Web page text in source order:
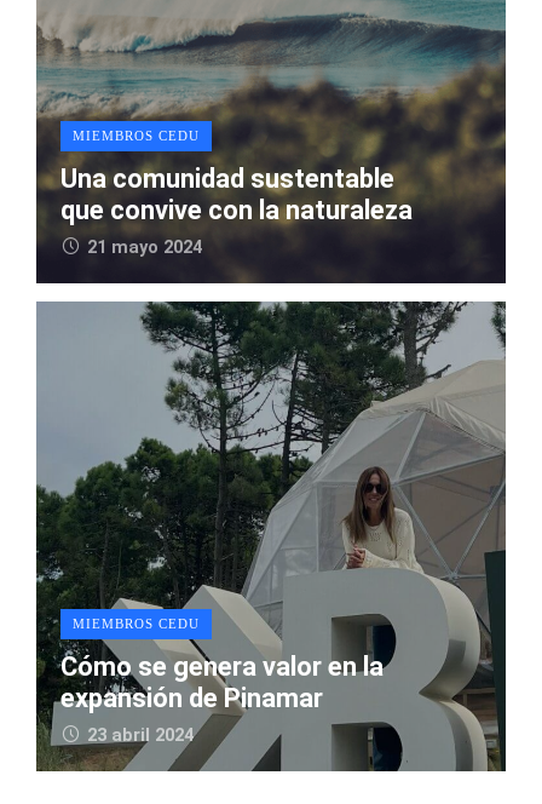
MIEMBROS CEDU
Una comunidad sustentable
que convive con la naturaleza
21 mayo 2024
MIEMBROS CEDU
Cómo se genera valor en la
expansión de Pinamar
23 abril 2024